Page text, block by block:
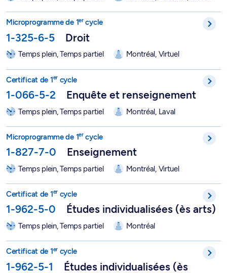
Microprogramme de 1ercycle
1-325-6-5 Droit
Temps plein, Temps partiel Montréal, Virtuel
Certificat de 1ercycle
1-066-5-2 Enquête et renseignement
Temps plein, Temps partiel Montréal, Laval
er cycle de qualification en
Microprogramme de 1ercycle
1-827-7-0 Enseignement
Temps plein, Temps partiel Montréal, Virtuel
Certificat de 1ercycle
1-962-5-0 Études individualisées (ès arts)
Temps plein, Temps partiel Montréal
Certificat d'études individualisées ès sciences - 1-962-5-1
Certificat de 1ercycle
1-962-5-1 Études individualisées (ès